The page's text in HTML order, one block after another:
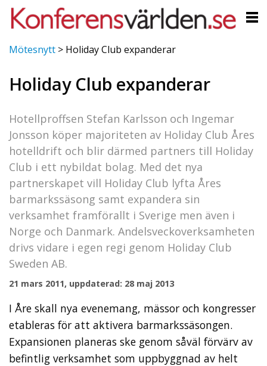
Mötesnytt > Holiday Club expanderar
Holiday Club expanderar
Hotellproffsen Stefan Karlsson och Ingemar
Jonsson köper majoriteten av Holiday Club Åres
hotelldrift och blir därmed partners till Holiday
Club i ett nybildat bolag. Med det nya
partnerskapet vill Holiday Club lyfta Åres
barmarkssäsong samt expandera sin
verksamhet framförallt i Sverige men även i
Norge och Danmark. Andelsveckoverksamheten
drivs vidare i egen regi genom Holiday Club
Sweden AB.
21 mars 2011, uppdaterad: 28 maj 2013
I Åre skall nya evenemang, mässor och kongresser
etableras för att aktivera barmarkssäsongen.
Expansionen planeras ske genom såväl förvärv av
befintlig verksamhet som uppbyggnad av helt